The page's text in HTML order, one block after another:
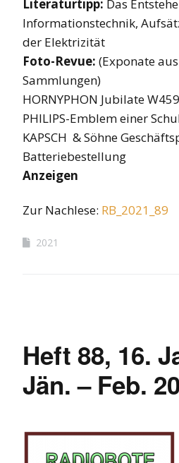
Literaturtipp: Das
Informationstechnik,
der Elektrizität
Foto-Revue: (Exponate
Sammlungen)
HORNYPHON Jubilate
PHILIPS-Emblem einer
KAPSCH & Söhne
Batteriebestellung
Anzeigen
Zur Nachlese: RB _2021_89
2021
Heft 88, 16.
Jän. – Feb.